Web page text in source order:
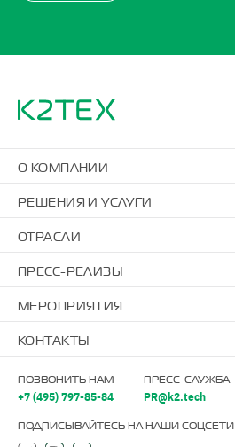
О КОМПАНИИ
РЕШЕНИЯ И УСЛУГИ
ОТРАСЛИ
ПРЕСС-РЕЛИЗЫ
МЕРОПРИЯТИЯ
КОНТАКТЫ
ПОЗВОНИТЬ НАМ
+7 (495) 797-85-84
ПРЕСС-СЛУЖБА
PR@k2.tech
ПОДПИСЫВАЙТЕСЬ НА НАШИ СОЦСЕТИ